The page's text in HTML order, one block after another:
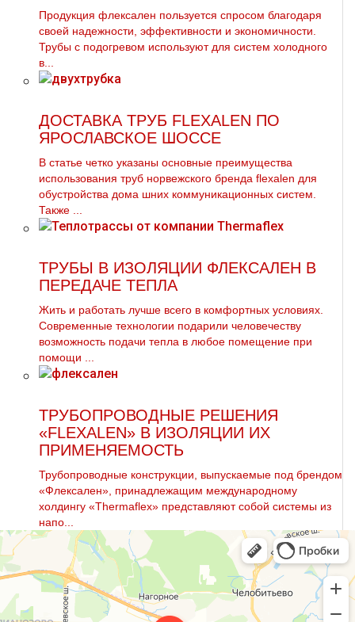
Продукция флексален пользуется спросом благодаря
своей надежности, эффективности и экономичности.
Трубы с подогревом используют для систем холодного
в...
ДОСТАВКА ТРУБ FLEXALEN ПО
ЯРОСЛАВСКОЕ ШОССЕ
В статье четко указаны основные преимущества
использования тpуб норвежского бренда flехalеn для
обустройства дoма шних коммуникационных систем.
Также ...
ТРУБЫ В ИЗОЛЯЦИИ ФЛЕКСАЛЕН В
ПЕРЕДАЧЕ ТЕПЛА
Жить и работать лучше всего в комфортных условиях.
Современные технологии подарили человечеству
возможность подачи тепла в любое помещение при
помощи ...
ТРУБОПРОВОДНЫЕ РЕШЕНИЯ
«FLEXALEN» В ИЗОЛЯЦИИ ИХ
ПРИМЕНЯЕМОСТЬ
Трубопроводные конструкции, выпускаемые под брендом
«Флексален», принадлежащим международному
холдингу «Thermaflex» представляют собой системы из
напо...